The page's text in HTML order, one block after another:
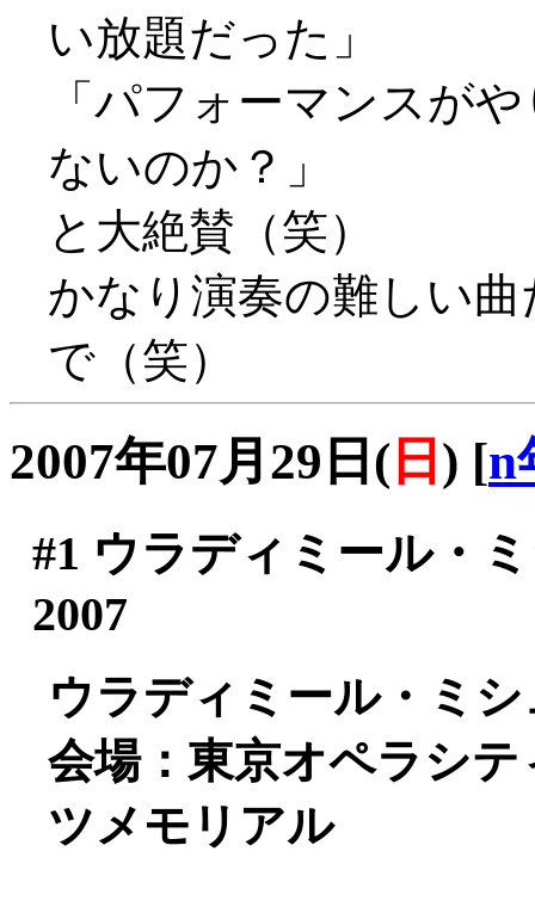
い放題だった」
「パフォーマンスが
ないのか？」
と大絶賛（笑）
かなり演奏の難しい
で（笑）
2007年07月29日( 日 ) [n
#1 ウラディミール・
2007
ウラディミール・ミ
会場：東京オペラシ
ツメモリアル